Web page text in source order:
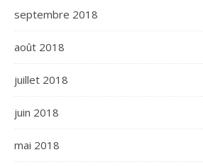
septembre 2018
août 2018
juillet 2018
juin 2018
mai 2018